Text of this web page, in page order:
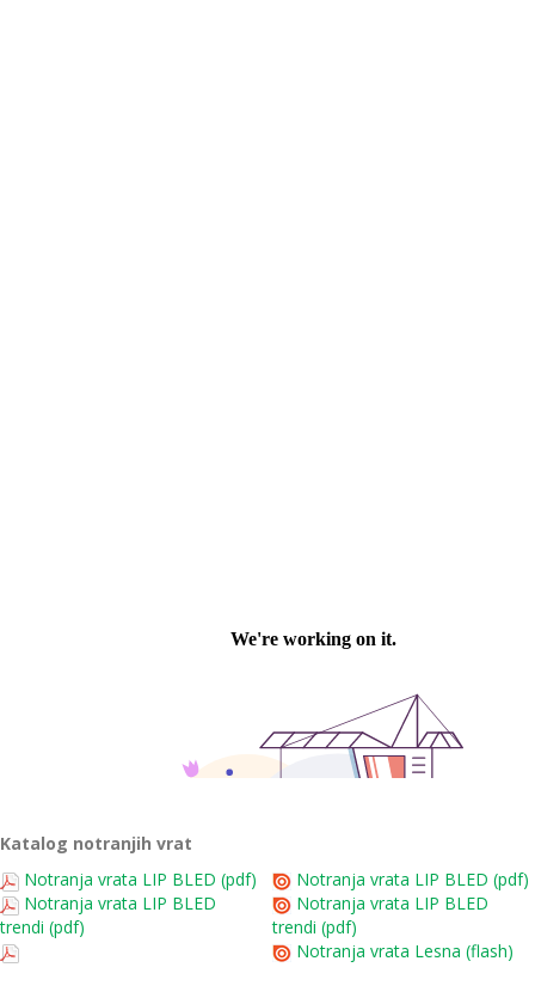
Katalog notranjih vrat
Notranja vrata LIP BLED (pdf)
Notranja vrata LIP BLED (pdf)
Notranja vrata LIP BLED
trendi (pdf)
Notranja vrata LIP BLED
trendi (pdf)
Notranja vrata Lesna (flash)